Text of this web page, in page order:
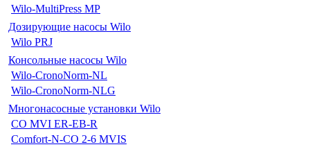
Wilo-MultiPress MP
Дозирующие насосы Wilo
Wilo PRJ
Консольные насосы Wilo
Wilo-CronoNorm-NL
Wilo-CronoNorm-NLG
Многонасосные установки Wilo
CO MVI ER-EB-R
Comfort-N-CO 2-6 MVIS